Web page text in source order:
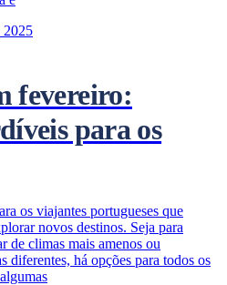
2025
fevereiro:
para os
os viajantes portugueses que
novos destinos. Seja para
de climas mais amenos ou
diferentes, há opções para todos os